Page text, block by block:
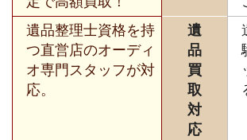
遺品整理士資格を持
つ直営店のオーディ
オ専門スタッフが対
応。
遺
品
買
取
対
応